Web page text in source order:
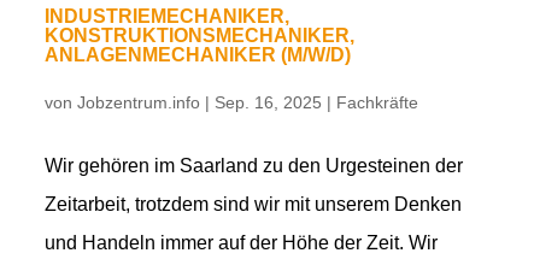
INDUSTRIEMECHANIKER,
KONSTRUKTIONSMECHANIKER,
ANLAGENMECHANIKER (M/W/D)
vonJobzentrum.info | Sep. 16, 2025 | Fachkräfte
Wir gehören im Saarland zu den Urgesteinen der
Zeitarbeit, trotzdem sind wir mit unserem Denken
und Handeln immer auf der Höhe der Zeit. Wir